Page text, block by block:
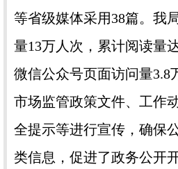
等省级媒体采用38篇。我
量13万人次，累计阅读量
微信公众号页面访问量3.8
市场监管政策文件、工作
全提示等进行宣传，确保
类信息，促进了政务公开开